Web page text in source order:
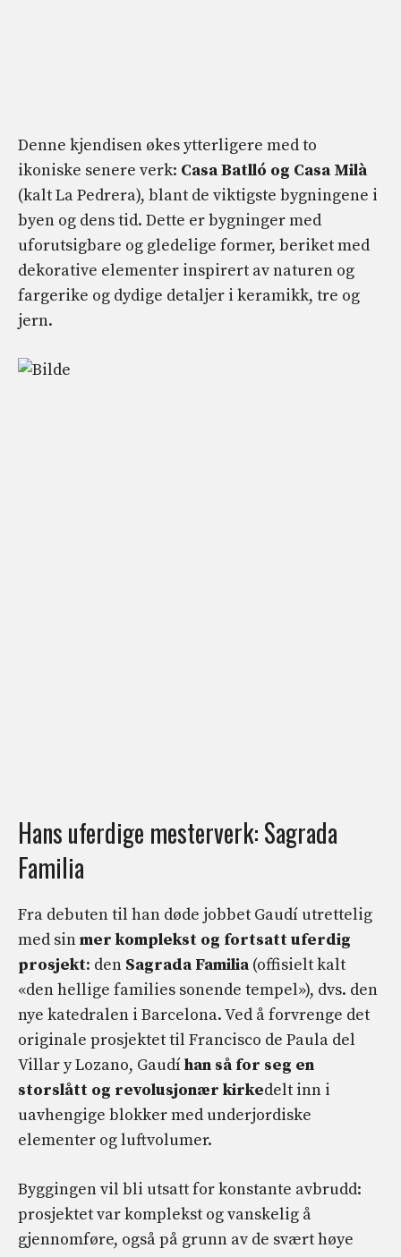
Denne kjendisen økes ytterligere med to
ikoniske senere verk: Casa Batlló og Casa Milà
(kalt La Pedrera), blant de viktigste bygningene i
byen og dens tid. Dette er bygninger med
uforutsigbare og gledelige former, beriket med
dekorative elementer inspirert av naturen og
fargerike og dydige detaljer i keramikk, tre og
jern.
Hans uferdige mesterverk: Sagrada
Familia
Fra debuten til han døde jobbet Gaudí utrettelig
med sinmer komplekst og fortsatt uferdig
prosjekt: den Sagrada Familia (offisielt kalt
«den hellige families sonende tempel»), dvs. den
nye katedralen i Barcelona. Ved å forvrenge det
originale prosjektet til Francisco de Paula del
Villar y Lozano, Gaudíhan så for seg en
storslått og revolusjonær kirkedelt inn i
uavhengige blokker med underjordiske
elementer og luftvolumer.
Byggingen vil bli utsatt for konstante avbrudd:
prosjektet var komplekst og vanskelig å
gjennomføre, også på grunn av de svært høye